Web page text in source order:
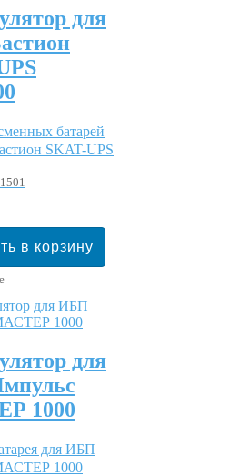
для
батарей
SKAT-UPS
для
1000
для ИБП
1000